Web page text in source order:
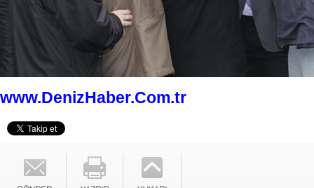
www.DenizHaber.Com.tr